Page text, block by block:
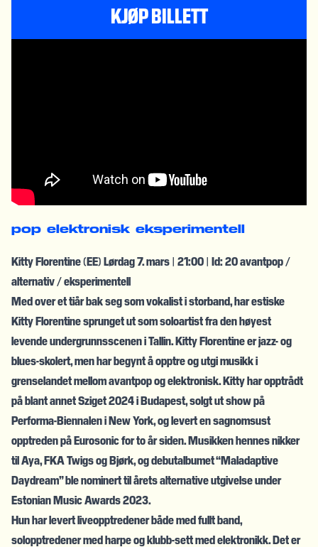
KJØP BILLETT
pop elektronisk eksperimentell
Kitty Florentine (EE) Lørdag 7. mars | 21:00 | Id: 20 avantpop /
alternativ / eksperimentell
Med over et tiår bak seg som vokalist i storband, har estiske
Kitty Florentine sprunget ut som soloartist fra den høyest
levende undergrunnsscenen i Tallin. Kitty Florentine er jazz- og
blues-skolert, men har begynt å opptre og utgi musikk i
grenselandet mellom avantpop og elektronisk. Kitty har opptrådt
på blant annet Sziget 2024 i Budapest, solgt ut show på
Performa-Biennalen i New York, og levert en sagnomsust
opptreden på Eurosonic for to år siden. Musikken hennes nikker
til Aya, FKA Twigs og Bjørk, og debutalbumet “Maladaptive
Daydream” ble nominert til årets alternative utgivelse under
Estonian Music Awards 2023.
Hun har levert liveopptredener både med fullt band,
solopptredener med harpe og klubb-sett med elektronikk. Det er